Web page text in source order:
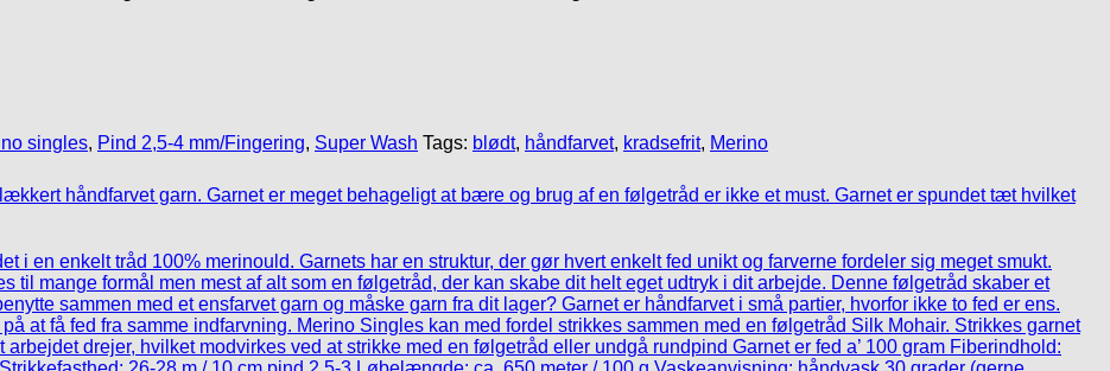
singles, Pind 2,5-4 mm/Fingering, Super Wash Tags: blødt, håndfarvet, kradsefrit, Merino